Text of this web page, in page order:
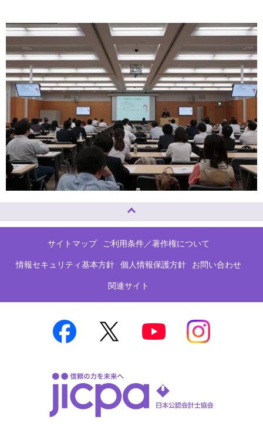
サイトマップ ご利用条件／著作権について
情報セキュリティ基本方針 個人情報保護方針 お問い合わせ
関連サイト